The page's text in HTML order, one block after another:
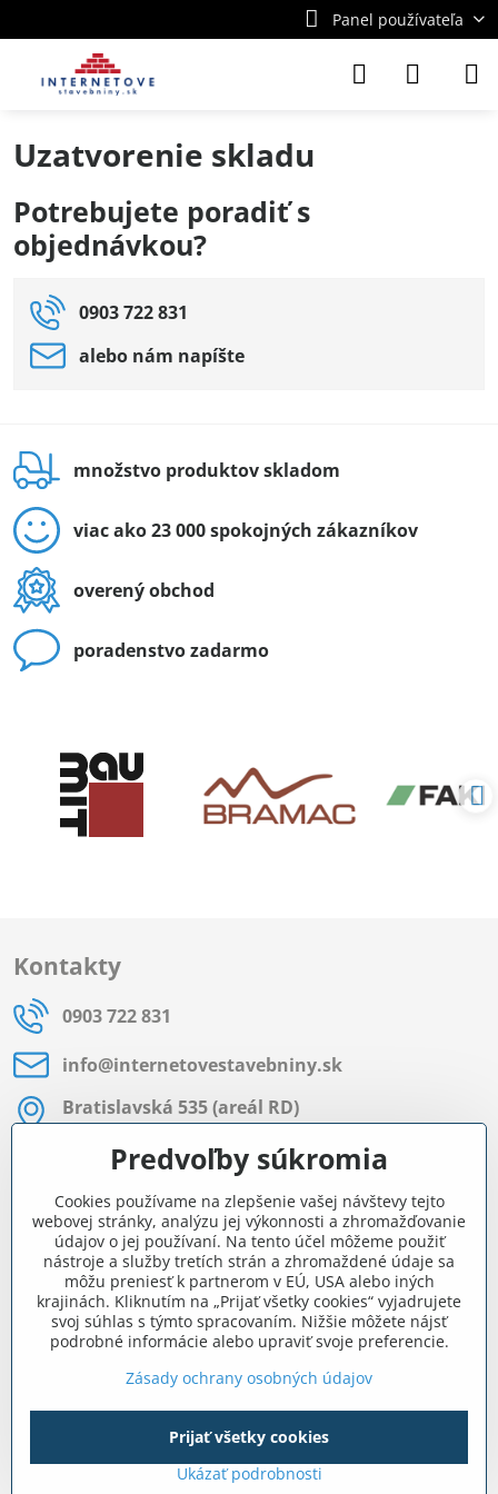
Panel používateľa
Uzatvorenie skladu
Potrebujete poradiť s
objednávkou?
0903 722 831
alebo nám napíšte
množstvo produktov skladom
viac ako 23 000 spokojných zákazníkov
overený obchod
poradenstvo zadarmo
Kontakty
0903 722 831
info​@internetovestavebniny​.sk
Bratislavská 535 (areál RD)
Most pri Bratislave
Pon - Pia 8:00 - 11:30 a 12:15 - 15:30
Facebook
Navigácia
Všetko o nákupe
©2026Copyright
Predvoľby súkromiaZásady ochrany osobných údajov
Vytvorené pomocou:BiznisWeb.sk
Predvoľby súkromia
Cookies používame na zlepšenie vašej návštevy tejto
webovej stránky, analýzu jej výkonnosti a zhromažďovanie
údajov o jej používaní. Na tento účel môžeme použiť
nástroje a služby tretích strán a zhromaždené údaje sa
môžu preniesť k partnerom v EÚ, USA alebo iných
krajinách. Kliknutím na „Prijať všetky cookies“ vyjadrujete
svoj súhlas s týmto spracovaním. Nižšie môžete nájsť
podrobné informácie alebo upraviť svoje preferencie.
Zásady ochrany osobných údajov
Ukázať podrobnosti
Prijať všetky cookies